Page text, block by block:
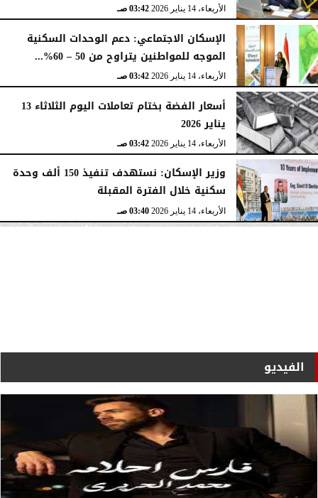
الأربعاء، 14 يناير 2026 03:42 صـ
الإسكان الاجتماعي: دعم الوحدات السكنية
الموجه للمواطنين يتراوح من 50 – 60%...
الأربعاء، 14 يناير 2026 03:42 صـ
أسعار الفضة بختام تعاملات اليوم الثلاثاء 13
يناير 2026
الأربعاء، 14 يناير 2026 03:42 صـ
وزير الإسكان: نستهدف تنفيذ 150 ألف وحدة
سكنية خلال الفترة المقبلة
الأربعاء، 14 يناير 2026 03:40 صـ
الفيديو